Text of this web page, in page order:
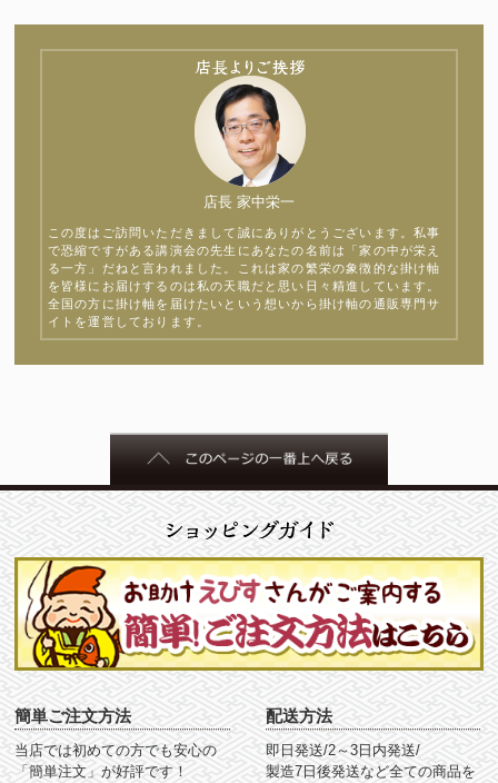
店長 家中栄一
この度はご訪問いただきまして誠にありがとうございます。私事
で恐縮ですがある講演会の先生にあなたの名前は「家の中が栄え
る一方」だねと言われました。これは家の繁栄の象徴的な掛け軸
を皆様にお届けするのは私の天職だと思い日々精進しています。
全国の方に掛け軸を届けたいという想いから掛け軸の通販専門サ
イトを運営しております。
簡単ご注文方法
当店では初めての方でも安心の
「簡単注文」が好評です！
配送方法
即日発送/2～3日内発送/
製造7日後発送など全ての商品を